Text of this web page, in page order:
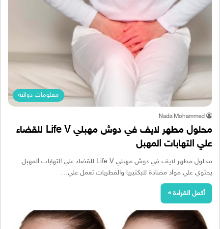
معلومات دوائية
Nada Mohammed
محلول مطهر لايف في دوش مهبلي Life V للقضاء
علي التهابات المهبل
محلول مطهر لايف في دوش مهبلي Life V للقضاء علي التهابات المهبل
يحتوي علي مواد مضادة للبكتيريا والفطريات تعمل علي…
أكمل القراءة »